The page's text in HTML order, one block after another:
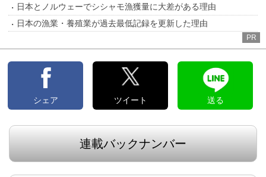
日本とノルウェーでシシャモ漁獲量に大差がある理由
日本の漁業・養殖業が過去最低記録を更新した理由
PR
シェア ツイート 送る
連載バックナンバー